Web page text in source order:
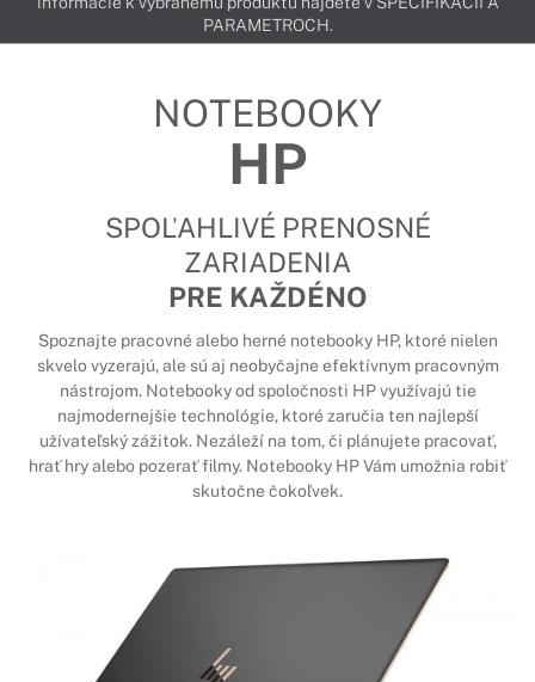
PARAMETROCH.
NOTEBOOKY
HP
SPOĽAHLIVÉ PRENOSNÉ
ZARIADENIA
PRE KAŽDÉNO
Spoznajte pracovné alebo herné notebooky HP, ktoré nielen
skvelo vyzerajú, ale sú aj neobyčajne efektívnym pracovným
nástrojom. Notebooky od spoločnosti HP využívajú tie
najmodernejšie technológie, ktoré zaručia ten najlepší
užívateľský zážitok. Nezáleží na tom, či plánujete pracovať,
hrať hry alebo pozerať filmy. Notebooky HP Vám umožnia robiť
skutočne čokoľvek.